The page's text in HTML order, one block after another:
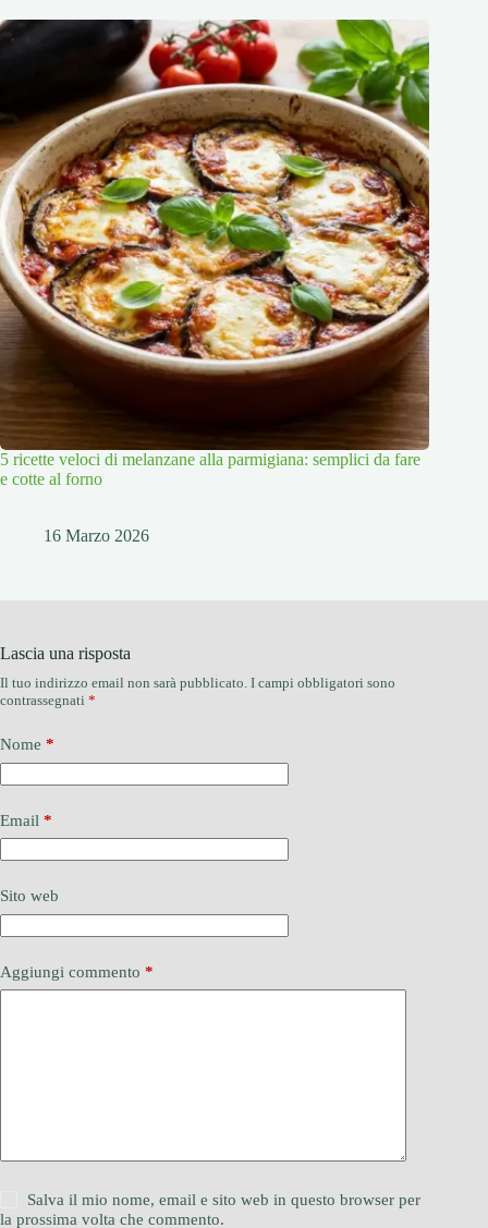
5 ricette veloci di melanzane alla parmigiana: semplici da fare
e cotte al forno
16 Marzo 2026
Lascia una risposta
Il tuo indirizzo email non sarà pubblicato. I campi obbligatori sono
contrassegnati *
Nome *
Email *
Sito web
Aggiungi commento *
Salva il mio nome, email e sito web in questo browser per
la prossima volta che commento.